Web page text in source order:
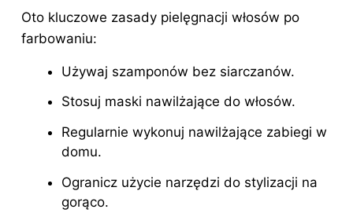
Oto kluczowe zasady pielęgnacji włosów po
farbowaniu:
Używaj szamponów bez siarczanów.
Stosuj maski nawilżające do włosów.
Regularnie wykonuj nawilżające zabiegi w
domu.
Ogranicz użycie narzędzi do stylizacji na
gorąco.